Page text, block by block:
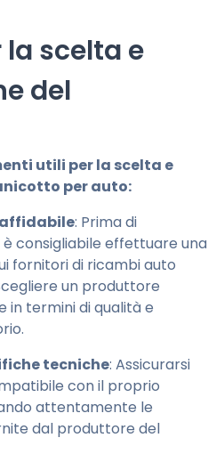
scelta e
del
utili per la scelta e
per auto:
: Prima di
consigliabile effettuare una
fornitori di ricambi auto
un produttore
in termini di qualità e
tecniche: Assicurarsi
con il proprio
attentamente le
dal produttore del